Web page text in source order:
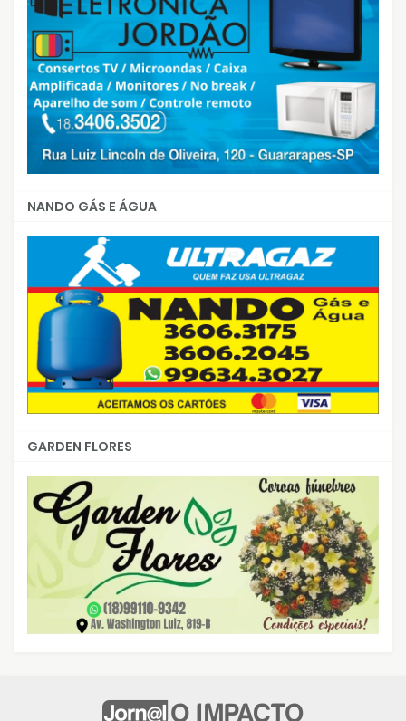
NANDO GÁS E ÁGUA
GARDEN FLORES